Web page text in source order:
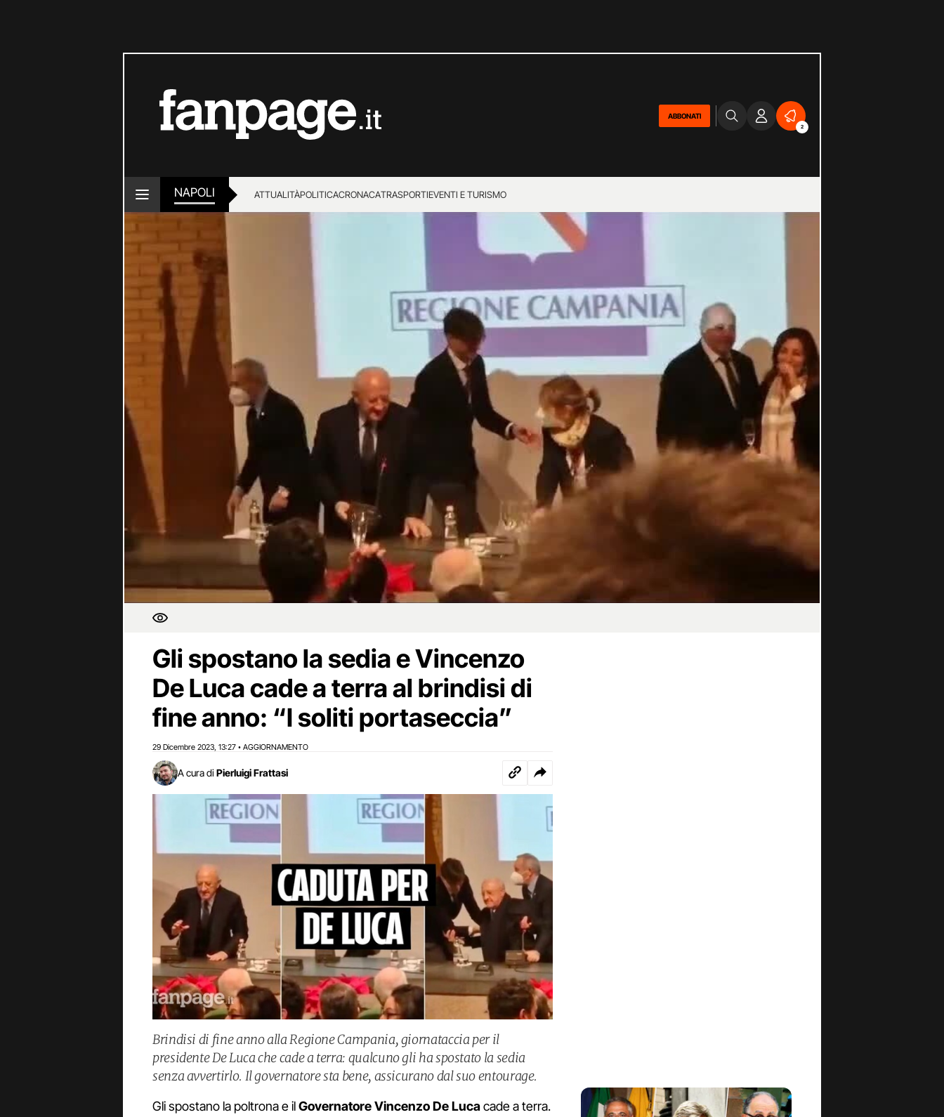
ABBONATI
2
NAPOLI ATTUALITÀPOLITICACRONACATRASPORTIEVENTI E TURISMO
Gli spostano la sedia e Vincenzo
De Luca cade a terra al brindisi di
fine anno: “I soliti portaseccia”
29 Dicembre 2023 13:27 • AGGIORNAMENTO
A cura di Pierluigi Frattasi
Brindisi di fine anno alla Regione Campania, giornataccia per il
presidente De Luca che cade a terra: qualcuno gli ha spostato la sedia
senza avvertirlo. Il governatore sta bene, assicurano dal suo entourage.
Gli spostano la poltrona e ilGovernatore Vincenzo De Lucacade a terra.